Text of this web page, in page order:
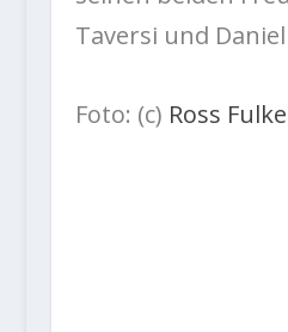
Taversi und
Foto: (c) Ross